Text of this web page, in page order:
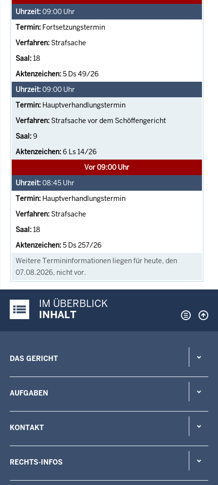
09:00 Uhr
Fortsetzungstermin
Strafsache
18
5 Ds 49/26
09:00 Uhr
Hauptverhandlungstermin
Strafsache vor dem Schöffengericht
9
6 Ls 14/26
Vor 09:00 Uhr
08:45 Uhr
Hauptverhandlungstermin
Strafsache
18
5 Ds 257/26
Weitere Termininformationen liegen für heute, den
07.08.2026, nicht vor.
Justiz-Portal im Überblick:
IM ÜBERBLICK
INHALT
DAS GERICHT
AUFGABEN
KONTAKT
RECHTS-INFOS